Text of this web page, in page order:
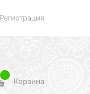
Регистрация
Корзина